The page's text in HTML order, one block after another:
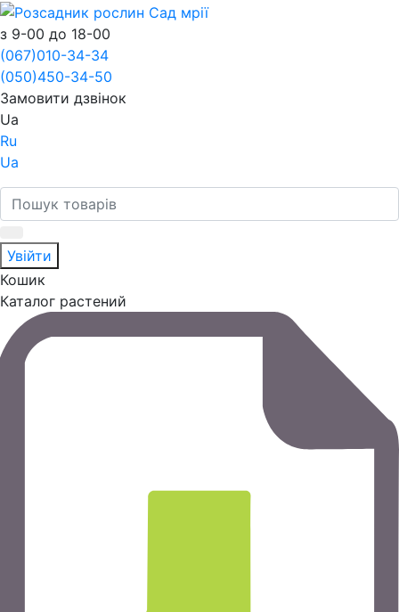
з 9-00 до 18-00
(067)010-34-34
(050)450-34-50
Замовити дзвінок
Ua
Ru
Ua
Увійти
Кошик
Каталог растений